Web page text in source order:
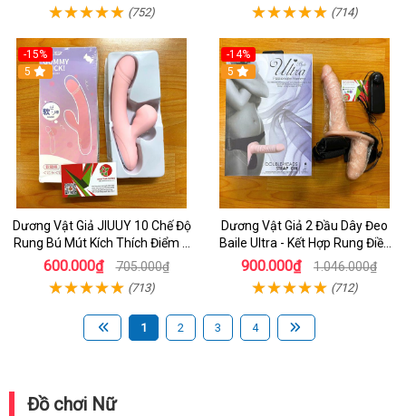
(752) (714)
-15%
5
Dương Vật Giả JIUUY 10 Chế Độ
Rung Bú Mút Kích Thích Điểm G
Cho Nữ
600.000₫ 705.000₫
(713)
-14%
5
Dương Vật Giả 2 Đầu Dây Đeo
Baile Ultra - Kết Hợp Rung Điều
Khiển - Đồ Chơi Dành Cho les
900.000₫ 1.046.000₫
(712)
1 2 3 4
Đồ chơi Nữ